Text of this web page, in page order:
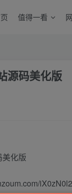
值得一看
源码美化版
化版